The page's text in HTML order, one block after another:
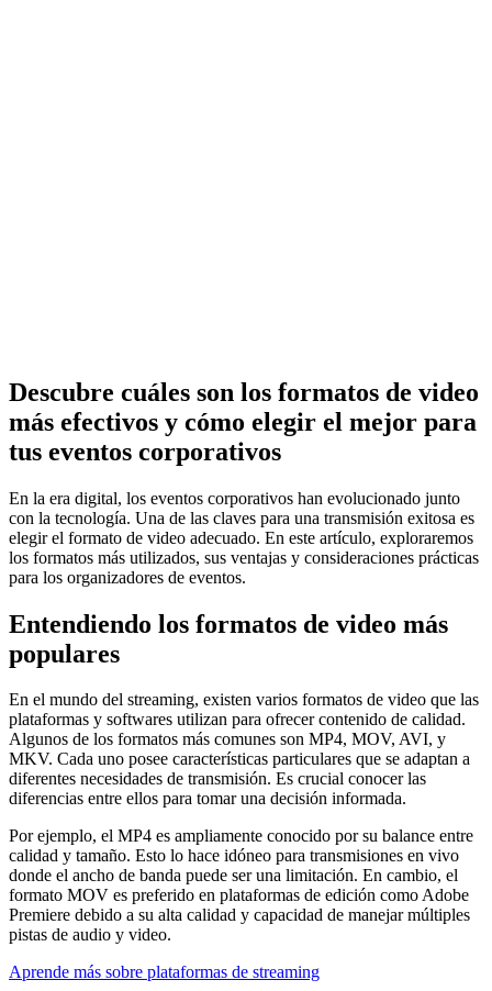
Descubre cuáles son los formatos de video
más efectivos y cómo elegir el mejor para
tus eventos corporativos
En la era digital, los eventos corporativos han evolucionado junto
con la tecnología. Una de las claves para una transmisión exitosa es
elegir el formato de video adecuado. En este artículo, exploraremos
los formatos más utilizados, sus ventajas y consideraciones prácticas
para los organizadores de eventos.
Entendiendo los formatos de video más
populares
En el mundo del streaming, existen varios formatos de video que las
plataformas y softwares utilizan para ofrecer contenido de calidad.
Algunos de los formatos más comunes son MP4, MOV, AVI, y
MKV. Cada uno posee características particulares que se adaptan a
diferentes necesidades de transmisión. Es crucial conocer las
diferencias entre ellos para tomar una decisión informada.
Por ejemplo, el MP4 es ampliamente conocido por su balance entre
calidad y tamaño. Esto lo hace idóneo para transmisiones en vivo
donde el ancho de banda puede ser una limitación. En cambio, el
formato MOV es preferido en plataformas de edición como Adobe
Premiere debido a su alta calidad y capacidad de manejar múltiples
pistas de audio y video.
Aprende más sobre plataformas de streaming